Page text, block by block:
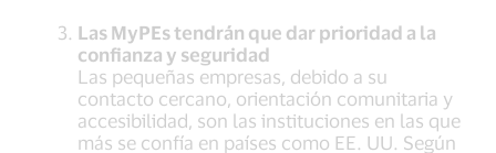
Las MyPEs tendrán que dar prioridad a la
confianza y seguridad
Las pequeñas empresas, debido a su
contacto cercano, orientación comunitaria y
accesibilidad, son las instituciones en las que
más se confía en países como EE. UU. Según